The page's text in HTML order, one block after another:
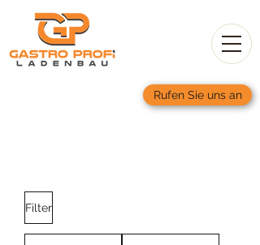
Rufen Sie uns an
Filter